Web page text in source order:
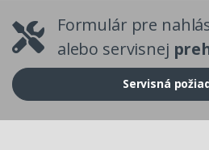
Formulár pre
alebo servisnej
Servisná